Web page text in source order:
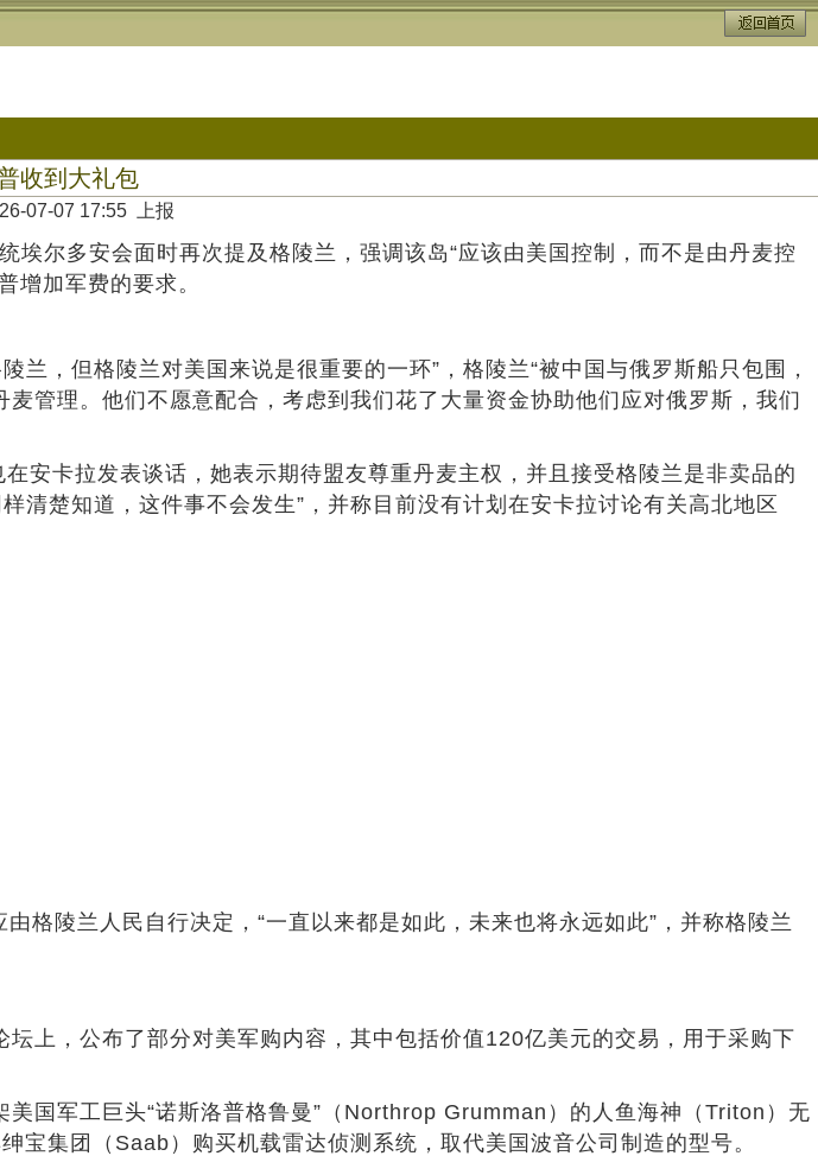
收到大礼包
07-07 17:55 上报
尔多安会面时再次提及格陵兰，强调该岛“应该由美国控制，而不是由丹麦控
增加军费的要求。
，但格陵兰对美国来说是很重要的一环”，格陵兰“被中国与俄罗斯船只包围，
管理。他们不愿意配合，考虑到我们花了大量资金协助他们应对俄罗斯，我们
卡拉发表谈话，她表示期待盟友尊重丹麦主权，并且接受格陵兰是非卖品的
清楚知道，这件事不会发生”，并称目前没有计划在安卡拉讨论有关高北地区
陵兰人民自行决定，“一直以来都是如此，未来也将永远如此”，并称格陵兰
，公布了部分对美军购内容，其中包括价值120亿美元的交易，用于采购下
军工巨头“诺斯洛普格鲁曼”（Northrop Grumman）的人鱼海神（Triton）无
集团（Saab）购买机载雷达侦测系统，取代美国波音公司制造的型号。